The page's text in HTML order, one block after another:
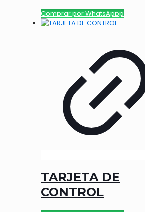
Comprar por WhatsAppp
TARJETA DE
CONTROL